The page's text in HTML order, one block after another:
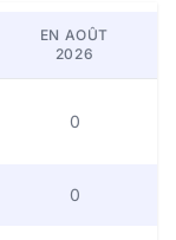
EN AOÛT
2026
0
0